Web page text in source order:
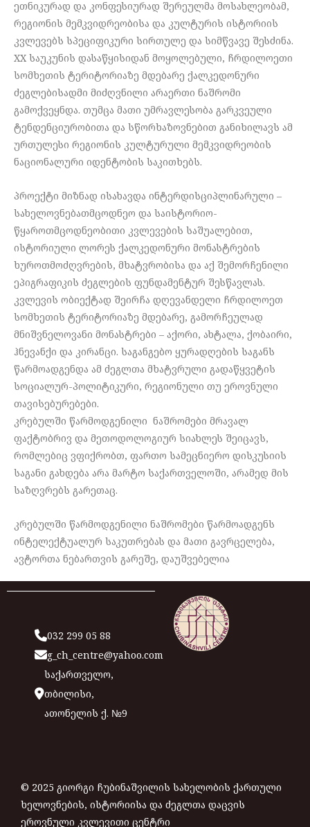
ეთნიკურად და კონფესიურად შერეულმა მოსახლეობამ,
რეგიონის მემკვიდრეობისა და კულტურის ისტორიის
კვლევებს სპეციფიკური სირთულე და სიმწვავე შესძინა.
XX საუკუნის დასაწყისიდან მოყოლებული, ჩრდილოეთი
სომხეთის ტერიტორიაზე მდებარე ქალკედონური
ძეგლებისადმი მიძღვნილი არაერთი ნაშრომი
გამოქვეყნდა. თუმცა მათი უმრავლესობა გარკვეული
ტენდენციურობითა და სწორხაზოვნებით განიხილავს ამ
ურთულესი რეგიონის კულტურული მემკვიდრეობის
ნაციონალური იდენტობის საკითხებს.
პროექტი მიზნად ისახავდა ინტერდისციპლინარული –
სახელოვნებათმცოდნეო და საისტორიო-
წყაროთმცოდნეობითი კვლევების საშუალებით,
ისტორიული ლორეს ქალკედონური მონასტრების
ხუროთმოძღვრების, მხატვრობისა და აქ შემორჩენილი
ეპიგრაფიკის ძეგლების ფუნდამენტურ შესწავლას.
კვლევის ობიექტად შეირჩა დღევანდელი ჩრდილოეთ
სომხეთის ტერიტორიაზე მდებარე, გამორჩეულად
მნიშვნელოვანი მონასტრები – აქორი, ახტალა, ქობაირი,
ჰნევანქი და კირანცი. საგანგებო ყურადღების საგანს
წარმოადგენდა ამ ძეგლთა მხატვრული გადაწყვეტის
სოციალურ-პოლიტიკური, რეგიონული თუ ეროვნული
თავისებურებები.
კრებულში წარმოდგენილი ნაშრომები მრავალ
ფაქტობრივ და მეთოდოლოგიურ სიახლეს შეიცავს,
რომლებიც ვფიქრობთ, ფართო სამეცნიერო დისკუსიის
საგანი გახდება არა მარტო საქართველოში, არამედ მის
საზღვრებს გარეთაც.
კრებულში წარმოდგენილი ნაშრომები წარმოადგენს
ინტელექტუალურ საკუთრებას და მათი გავრცელება,
ავტორთა ნებართვის გარეშე, დაუშვებელია
032 299 05 88
g_ch_centre@yahoo.com
საქართველო,
თბილისი,
ათონელის ქ. №9
© 2025 გიორგი ჩუბინაშვილის სახელობის ქართული
ხელოვნების, ისტორიისა და ძეგლთა დაცვის
ეროვნული კვლევითი ცენტრი